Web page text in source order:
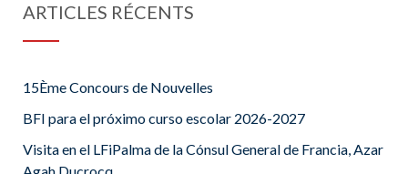
ARTICLES RÉCENTS
15Ème Concours de Nouvelles
BFI para el próximo curso escolar 2026-2027
Visita en el LFiPalma de la Cónsul General de Francia, Azar